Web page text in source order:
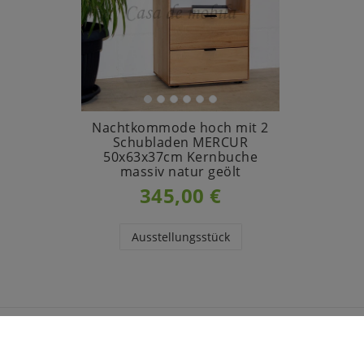
Nachtkommode hoch mit 2
Schubladen MERCUR
50x63x37cm Kernbuche
massiv natur geölt
345,00 €
Ausstellungsstück